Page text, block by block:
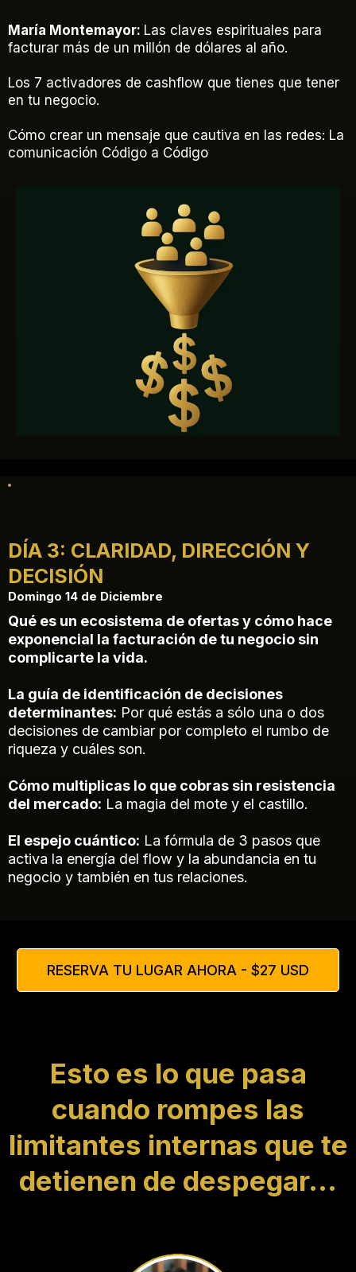
María Montemayor: Las claves espirituales para
facturar más de un millón de dólares al año.
Los 7 activadores de cashflow que tienes que tener
en tu negocio.
Cómo crear un mensaje que cautiva en las redes: La
comunicación Código a Código
DÍA 3: CLARIDAD, DIRECCIÓN Y
DECISIÓN
Domingo 14 de Diciembre
Qué es un ecosistema de ofertas y cómo hace
exponencial la facturación de tu negocio sin
complicarte la vida.
La guía de identificación de decisiones
determinantes: Por qué estás a sólo una o dos
decisiones de cambiar por completo el rumbo de
riqueza y cuáles son.
Cómo multiplicas lo que cobras sin resistencia
del mercado: La magia del mote y el castillo.
El espejo cuántico: La fórmula de 3 pasos que
activa la energía del flow y la abundancia en tu
negocio y también en tus relaciones.
RESERVA TU LUGAR AHORA - $27 USD
Esto es lo que pasa
cuando rompes las
limitantes internas que te
detienen de despegar...